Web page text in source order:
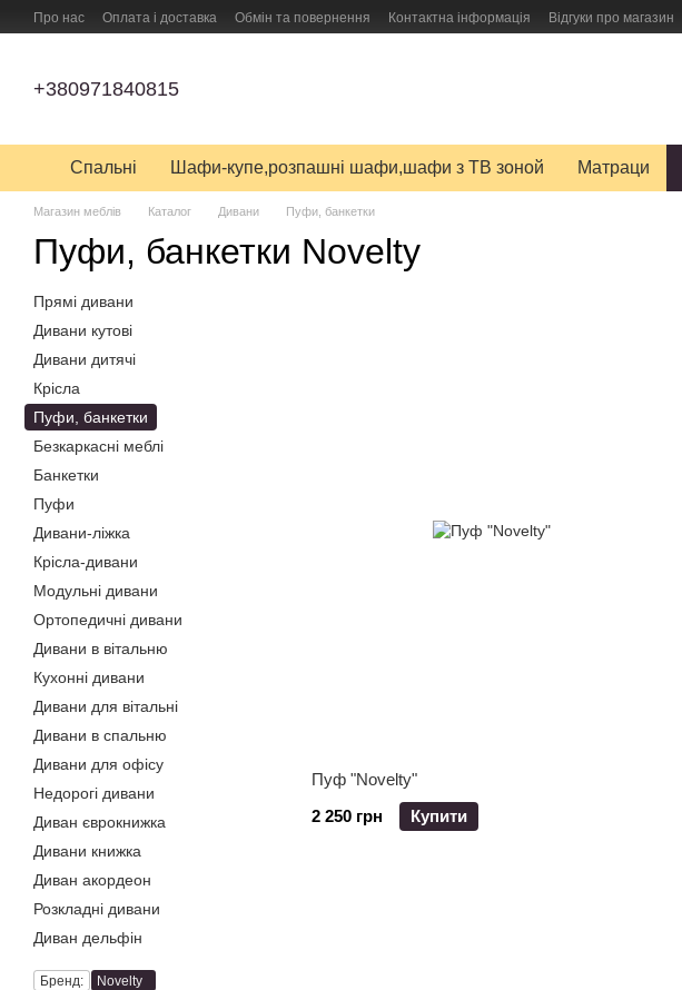
Перейти до основного контенту
Про нас Оплата і доставка Обмін та повернення Контактна інформація
Відгуки про магазин
+380971840815
Спальні Шафи-купе,розпашні шафи,шафи з ТВ зоной Матраци
Магазин меблів Каталог Дивани Пуфи, банкетки
Пуфи, банкетки Novelty
Пуф "Novelty"
2 250 грн
Купити
Прямі дивани
Дивани кутові
Дивани дитячі
Крісла
Пуфи, банкетки
Безкаркасні меблі
Банкетки
Пуфи
Дивани-ліжка
Крісла-дивани
Модульні дивани
Ортопедичні дивани
Дивани в вітальню
Кухонні дивани
Дивани для вітальні
Дивани в спальню
Дивани для офісу
Недорогі дивани
Диван єврокнижка
Дивани книжка
Диван акордеон
Розкладні дивани
Диван дельфін
Бренд:
Novelty